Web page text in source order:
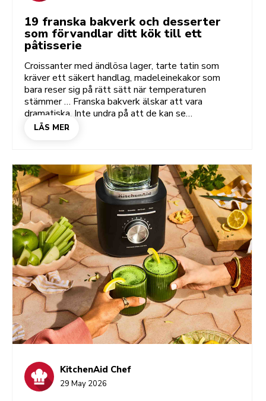
19 franska bakverk och desserter
som förvandlar ditt kök till ett
pâtisserie
Croissanter med ändlösa lager, tarte tatin som
kräver ett säkert handlag, madeleinekakor som
bara reser sig på rätt sätt när temperaturen
stämmer … Franska bakverk älskar att vara
dramatiska. Inte undra på att de kan se
skrämmande ut från utsidan. Men när du har provat
lite mer som Paris än det gjorde i går.
LÄS MER
KitchenAid Chef
29 May 2026